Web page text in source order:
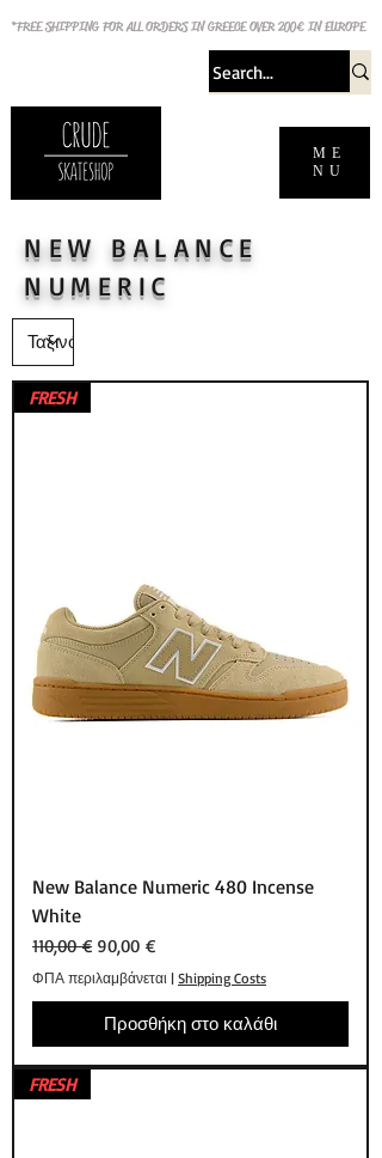
ME
NU
*FREE SHIPPING FOR ALL ORDERS IN GREECE OVER 200€ IN EUROPE
NEW BALANCE
NUMERIC
FRESH
New Balance Numeric 480 Incense
White
Κανονική τιμή
110,00 € Τιμή Έκπτωσης
90,00 €
ΦΠΑ περιλαμβάνεται | Shipping Costs
Προσθήκη στο καλάθι
FRESH